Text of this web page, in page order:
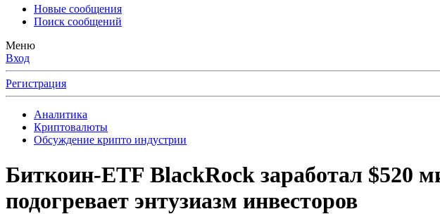
Новые сообщения
Поиск сообщений
Меню
Вход
Регистрация
Аналитика
Криптовалюты
Обсуждение крипто индустрии
Биткоин-ETF BlackRock заработал $520
подогревает энтузиазм инвесторов